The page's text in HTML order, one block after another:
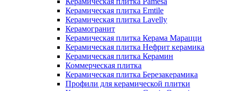
Керамическая плитка Emtile
Керамическая плитка Lavelly
Керамогранит
Керамическая плитка Керама Марацци
Керамическая плитка Нефрит керамика
Керамическая плитка Керамин
Коммерческая плитка
Керамическая плитка Березакерамика
Профили для керамической плитки